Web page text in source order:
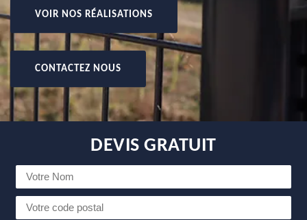
VOIR NOS RÉALISATIONS
CONTACTEZ NOUS
DEVIS GRATUIT